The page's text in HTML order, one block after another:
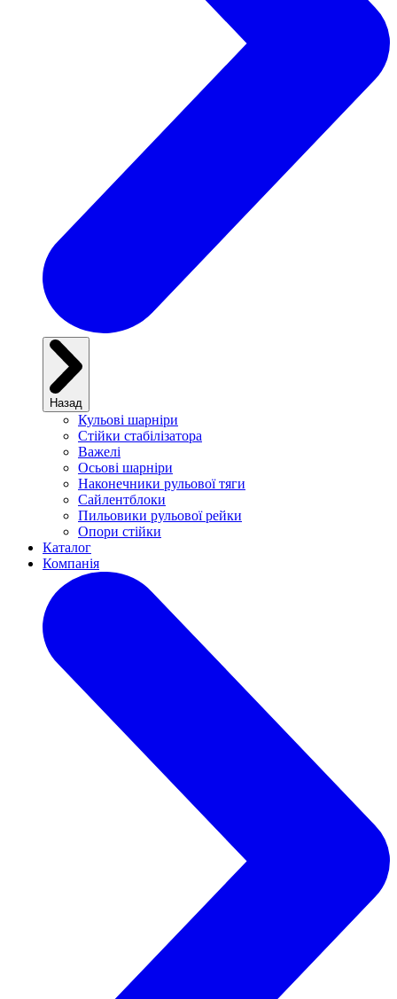
Назад
Кульові шарніри
Стійки стабілізатора
Важелі
Осьові шарніри
Наконечники рульової тяги
Сайлентблоки
Пильовики рульової рейки
Опори стійки
Каталог
Компанія